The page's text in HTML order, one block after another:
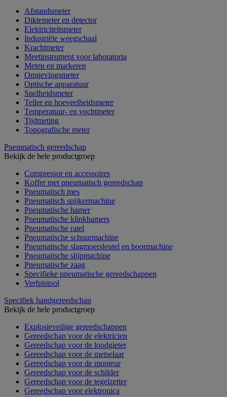
Afstandsmeter
Diktemeter en detector
Elektriciteitsmeter
Industriële weegschaal
Krachtmeter
Meetinstrument voor laboratoria
Meten en markeren
Omgevingsmeter
Optische apparatuur
Snelheidsmeter
Teller en hoeveelheidsmeter
Temperatuur- en vochtmeter
Tijdmeting
Topografische meter
Pneumatisch gereedschap
Bekijk de hele productgroep
Compressor en accessoires
Koffer met pneumatisch gereedschap
Pneumatisch mes
Pneumatisch spijkermachine
Pneumatische hamer
Pneumatische klinkhamers
Pneumatische ratel
Pneumatische schuurmachine
Pneumatische slagmoersleutel en boormachine
Pneumatische slijpmachine
Pneumatische zaag
Specifieke pneumatische gereedschappen
Verfpistool
Specifiek handgereedschap
Bekijk de hele productgroep
Explosieveilige gereedschappen
Gereedschap voor de elektricien
Gereedschap voor de loodgieter
Gereedschap voor de metselaar
Gereedschap voor de monteur
Gereedschap voor de schilder
Gereedschap voor de tegelzetter
Gereedschap voor elektronica